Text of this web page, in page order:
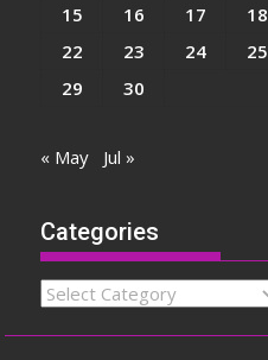
15
16 17 18
22
23 24 25
29
30
« May Jul »
Categories
Categories